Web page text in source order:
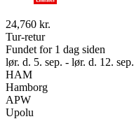
24,760 kr.
Tur-retur
Fundet for 1 dag siden
lør. d. 5. sep. - lør. d. 12. sep.
HAM
Hamborg
APW
Upolu